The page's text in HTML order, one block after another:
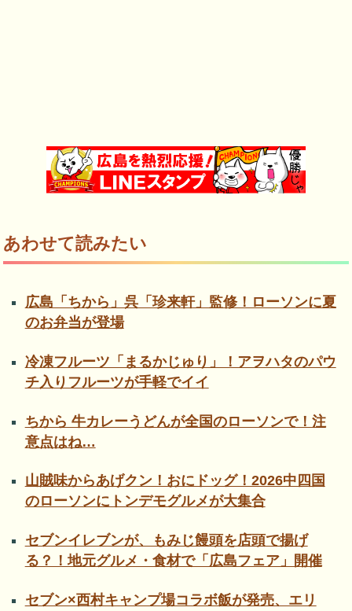
あわせて読みたい
広島「ちから」呉「珍来軒」監修！ローソンに夏
のお弁当が登場
冷凍フルーツ「まるかじゅり」！アヲハタのパウ
チ入りフルーツが手軽でイイ
ちから 牛カレーうどんが全国のローソンで！注
意点はね…
山賊味からあげクン！おにドッグ！2026中四国
のローソンにトンデモグルメが大集合
セブンイレブンが、もみじ饅頭を店頭で揚げ
る？！地元グルメ・食材で「広島フェア」開催
セブン×西村キャンプ場コラボ飯が発売、エリ